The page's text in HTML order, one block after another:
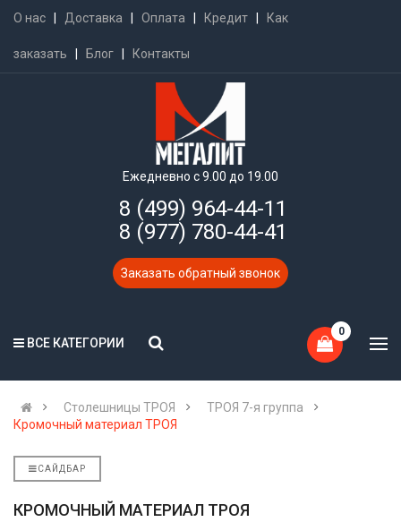
О нас Доставка Оплата Кредит Как
заказать Блог Контакты
Ежедневно с 9.00 до 19.00
8 (499) 964-44-11
8 (977) 780-44-41
Заказать обратный звонок
ВСЕ КАТЕГОРИИ
0
Столешницы ТРОЯ
ТРОЯ 7-я группа
Кромочный материал ТРОЯ
САЙДБАР
КРОМОЧНЫЙ МАТЕРИАЛ ТРОЯ